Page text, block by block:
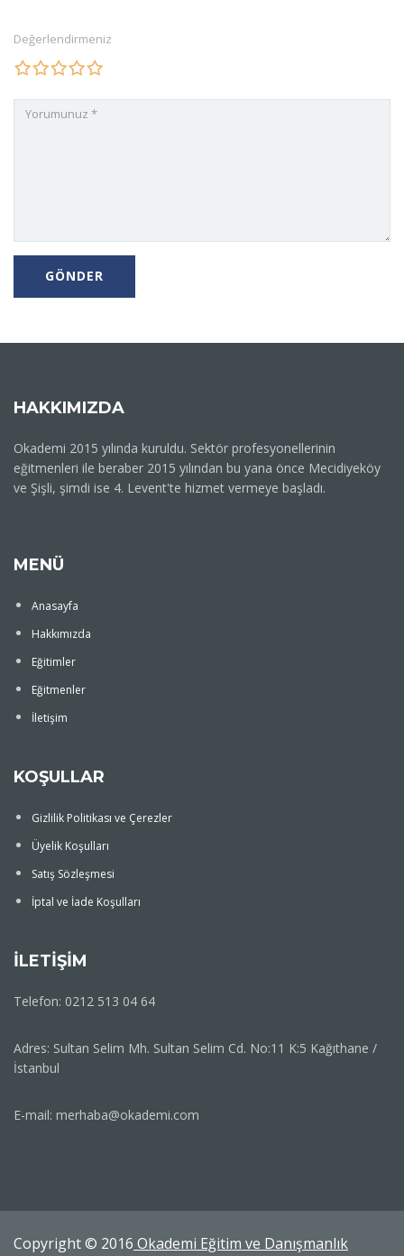
Değerlendirmeniz
HAKKIMIZDA
Okademi 2015 yılında kuruldu. Sektör profesyonellerinin
eğitmenleri ile beraber 2015 yılından bu yana önce Mecidiyeköy
ve Şişli, şimdi ise 4. Levent'te hizmet vermeye başladı.
MENÜ
Anasayfa
Hakkımızda
Eğitimler
Eğitmenler
İletişim
KOŞULLAR
Gizlilik Politikası ve Çerezler
Üyelik Koşulları
Satış Sözleşmesi
İptal ve İade Koşulları
İLETİŞİM
Telefon: 0212 513 04 64
Adres: Sultan Selim Mh. Sultan Selim Cd. No:11 K:5 Kağıthane /
İstanbul
E-mail: merhaba@okademi.com
Copyright © 2016 Okademi Eğitim ve Danışmanlık